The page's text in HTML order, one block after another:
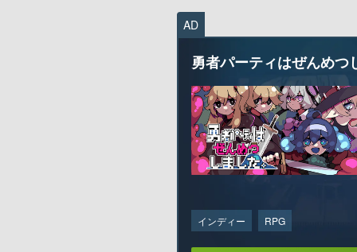
AD
勇者パーティはぜんめつ
インディー RPG